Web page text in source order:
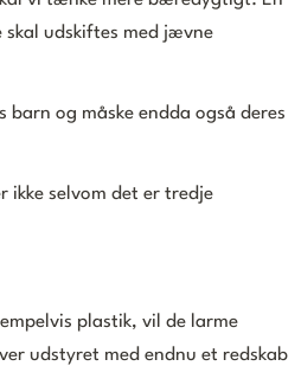
udskiftes med jævne
og måske endda også deres
ikke selvom det er tredje
plastik, vil de larme
udstyret med endnu et redskab